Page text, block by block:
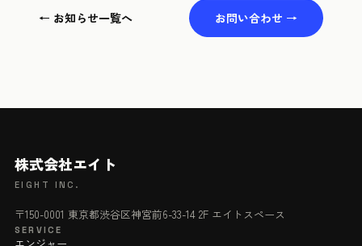
← お知らせ一覧へ お問い合わせ →
株式会社エイト
EIGHT INC.
〒150-0001 東京都渋谷区神宮前6-33-14 2F エイトスペース
SERVICE